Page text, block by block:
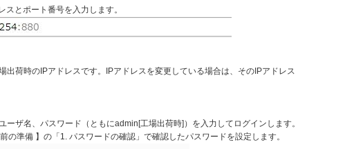
とポート番号を入力します。
出荷時のIPアドレスです。IPアドレスを変更している場合は、そのIPアドレス
ーザ名、パスワード（ともにadmin[工場出荷時]）を入力してログインします。
準備 】の「1. パスワードの確認」で確認したパスワードを設定します。